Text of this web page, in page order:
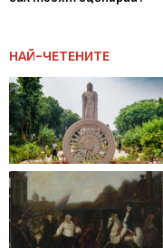
НАЙ-ЧЕТЕНИТЕ